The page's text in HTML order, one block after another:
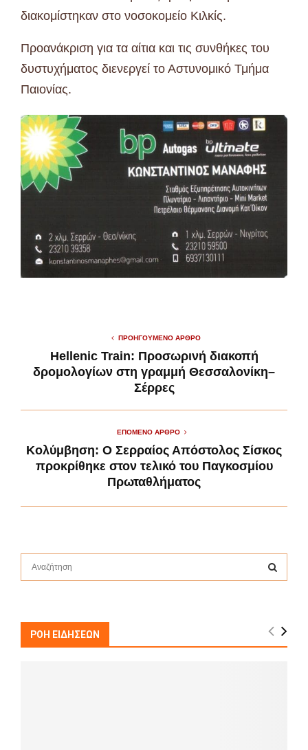
διακομίστηκαν στο νοσοκομείο Κιλκίς.
Προανάκριση για τα αίτια και τις συνθήκες του
δυστυχήματος διενεργεί το Αστυνομικό Τμήμα
Παιονίας.
ΠΡΟΗΓΟΎΜΕΝΟ ΆΡΘΡΟ
Hellenic Train: Προσωρινή διακοπή
δρομολογίων στη γραμμή Θεσσαλονίκη–
Σέρρες
ΕΠΌΜΕΝΟ ΆΡΘΡΟ
Κολύμβηση: Ο Σερραίος Απόστολος Σίσκος
προκρίθηκε στον τελικό του Παγκοσμίου
Πρωταθλήματος
f
A
ΡΟΗ ΕΙΔΗΣΕΩΝ